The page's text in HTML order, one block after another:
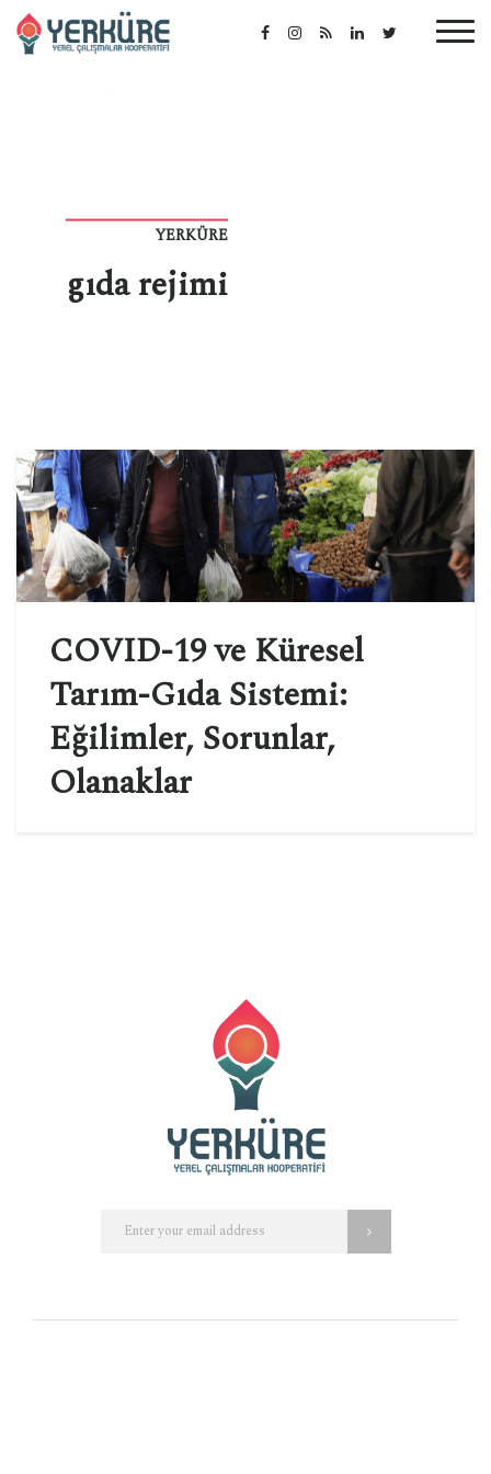
YERKÜRE
gıda rejimi
COVID-19 ve Küresel
Tarım-Gıda Sistemi:
Eğilimler, Sorunlar,
Olanaklar